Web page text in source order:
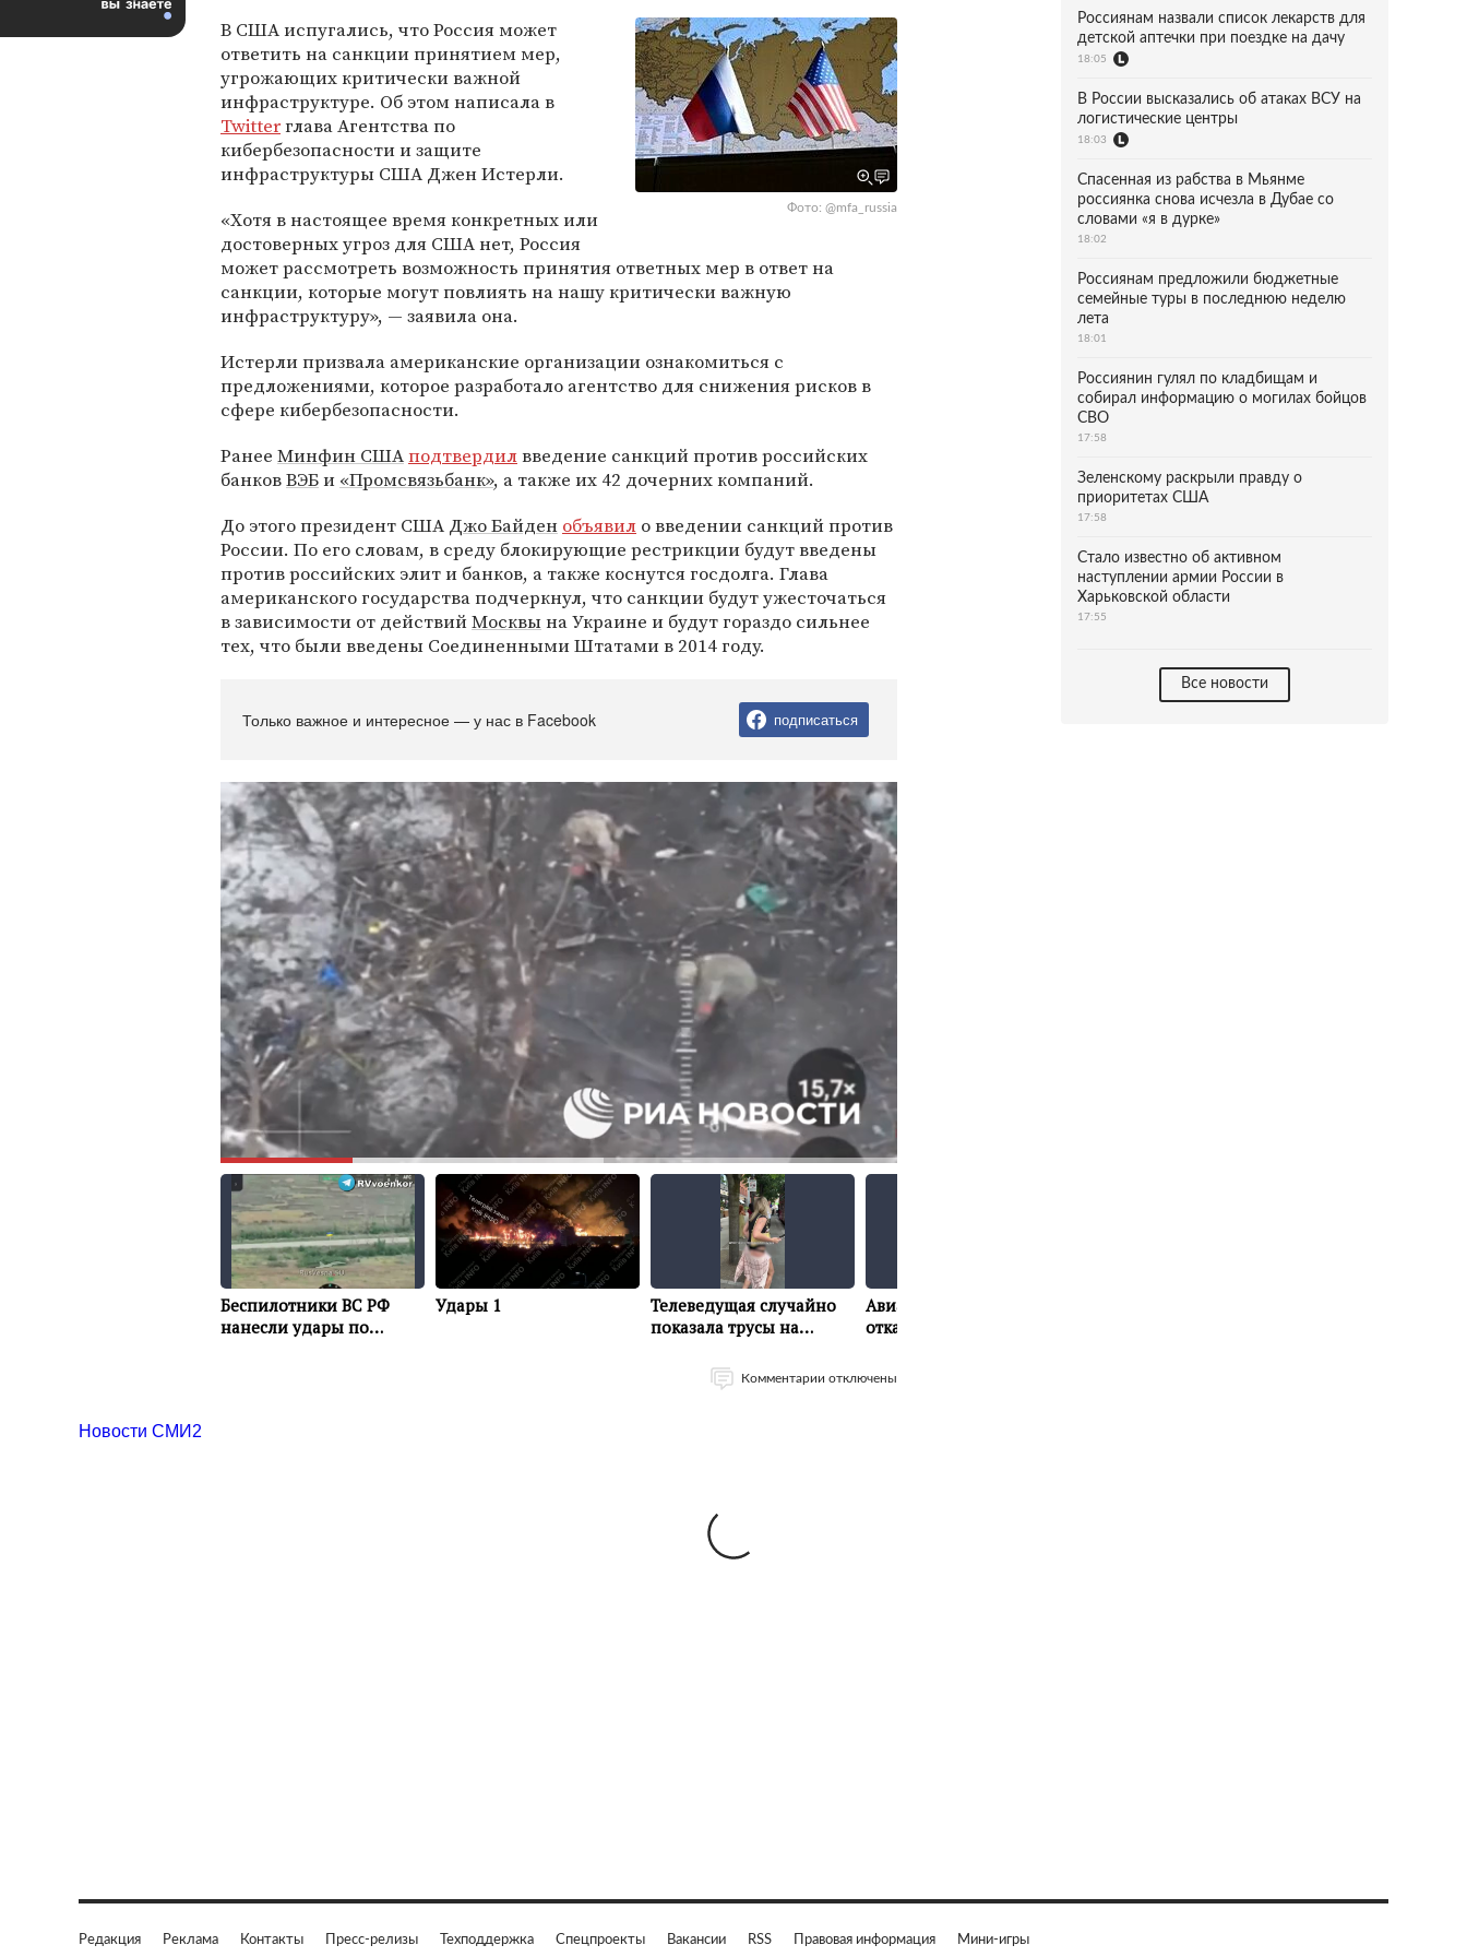
Фото: @mfa_russia
В США испугались, что Россия может
ответить на санкции принятием мер,
угрожающих критически важной
инфраструктуре. Об этом написала в
Twitterглава Агентства по
кибербезопасности и защите
инфраструктуры США Джен Истерли.
«Хотя в настоящее время конкретных или
достоверных угроз для США нет, Россия
может рассмотреть возможность принятия ответных мер в ответ на
санкции, которые могут повлиять на нашу критически важную
инфраструктуру», — заявила она.
Истерли призвала американские организации ознакомиться с
предложениями, которое разработало агентство для снижения рисков в
сфере кибербезопасности.
Ранее Минфин СШАподтвердилвведение санкций против российских
банковВЭБи «Промсвязьбанк», а также их 42 дочерних компаний.
До этого президент США Джо Байден объявил о введении санкций против
России. По его словам, в среду блокирующие рестрикции будут введены
против российских элит и банков, а также коснутся госдолга. Глава
американского государства подчеркнул, что санкции будут ужесточаться
в зависимости от действийМосквына Украине и будут гораздо сильнее
тех, что были введены Соединенными Штатами в 2014 году.
Только важное и интересное — у нас в Facebook подписаться
Комментарии отключены
Россиянам назвали список лекарств для
детской аптечки при поездке на дачу
18:05
В России высказались об атаках ВСУ на
логистические центры
18:03
Спасенная из рабства в Мьянме
россиянка снова исчезла в Дубае со
словами «я в дурке»
18:02
Россиянам предложили бюджетные
семейные туры в последнюю неделю
лета
18:01
Россиянин гулял по кладбищам и
собирал информацию о могилах бойцов
СВО
17:58
Зеленскому раскрыли правду о
приоритетах США
17:58
Стало известно об активном
наступлении армии России в
Харьковской области
17:55
Все новости
Новости СМИ2
Редакция Реклама Контакты Пресс-релизы Техподдержка Спецпроекты Вакансии RSS Правовая информация Мини-игры